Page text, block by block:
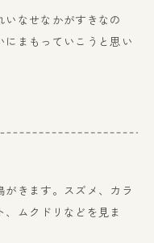
なせなかがすきなの
まもっていこうと思い
きます。スズメ、カラ
ムクドリなどを見ま